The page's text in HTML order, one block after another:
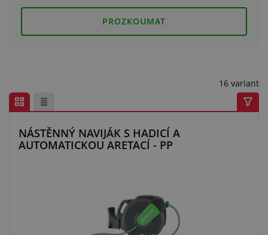
Další pryžové a plastové výrobky
O nás a kariéra
PROZKOUMAT
16 variant
NÁSTĚNNÝ NAVIJÁK S HADICÍ A
AUTOMATICKOU ARETACÍ - PP